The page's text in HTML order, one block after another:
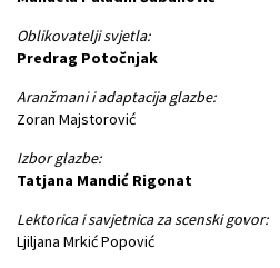
Oblikovatelji svjetla:
Predrag Potočnjak
Aranžmani i adaptacija glazbe:
Zoran Majstorović
Izbor glazbe:
Tatjana Mandić Rigonat
Lektorica i savjetnica za scenski govor:
Ljiljana Mrkić Popović